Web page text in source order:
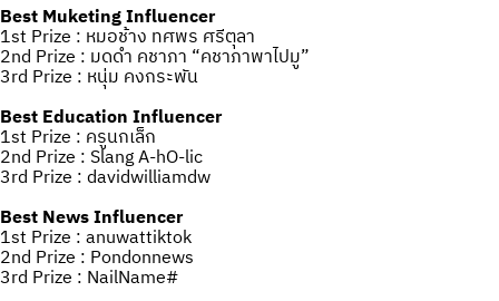
Best Muketing Influencer
1st Prize : หมอช้าง ทศพร ศรีตุลา
2nd Prize : มดดำ คชาภา “คชาภาพาไปมู”
3rd Prize : หนุ่ม คงกระพัน
Best Education Influencer
1st Prize : ครูนกเล็ก
2nd Prize : Slang A-hO-lic
3rd Prize : davidwilliamdw
Best News Influencer
1st Prize : anuwattiktok
2nd Prize : Pondonnews
3rd Prize : NailName#